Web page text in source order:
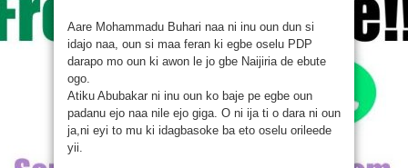
Aare Mohammadu Buhari naa ni inu oun dun si
idajo naa, oun si maa feran ki egbe oselu PDP
darapo mo oun ki awon le jo gbe Naijiria de ebute
ogo.
Atiku Abubakar ni inu oun ko baje pe egbe oun
padanu ejo naa nile ejo giga. O ni ija ti o dara ni oun
ja,ni eyi to mu ki idagbasoke ba eto oselu orileede
yii.